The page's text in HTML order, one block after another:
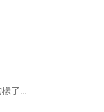
子...